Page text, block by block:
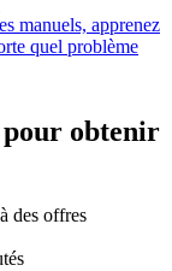
manuels, apprenez
quel problème
obtenir
des offres